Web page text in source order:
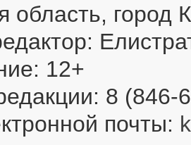
область, город
12+
8 (846-
почты: